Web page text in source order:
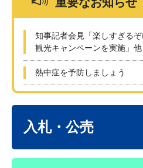
知事記者会見「楽しすぎる
観光キャンペーンを実施」他
熱中症を予防しましょう
入札・公売